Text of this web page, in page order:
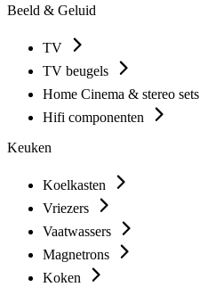
Beeld & Geluid
TV
TV beugels
Home Cinema & stereo sets
Hifi componenten
Keuken
Koelkasten
Vriezers
Vaatwassers
Magnetrons
Koken